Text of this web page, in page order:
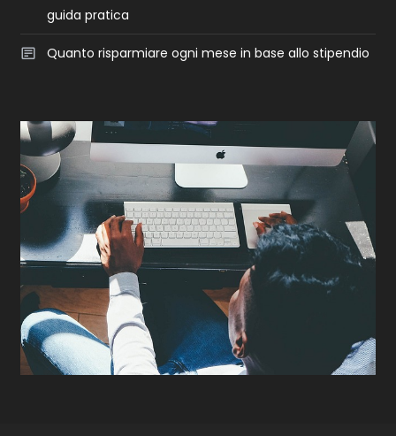
guida pratica
Quanto risparmiare ogni mese in base allo stipendio